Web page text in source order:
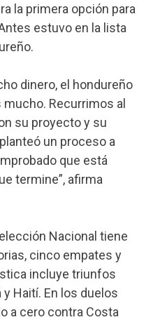
la primera opción para
estuvo en la lista
dinero, el hondureño
Recurrimos al
su proyecto y su
un proceso a
que está
termine”, afirma
Nacional tiene
cinco empates y
incluye triunfos
Haití. En los duelos
a cero contra Costa